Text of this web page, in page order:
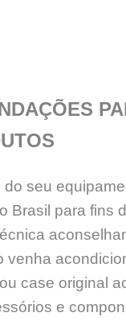
do seu
Brasil para fins
venha
case original
e